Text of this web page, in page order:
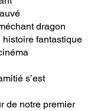
dragon
histoire fantastique
s’est
de notre premier